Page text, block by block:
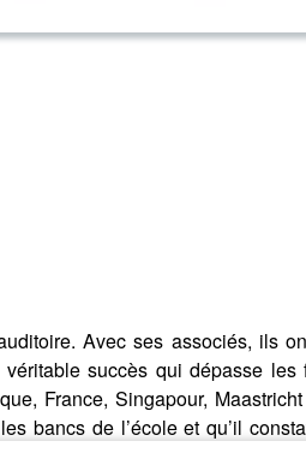
Avec ses associés, ils
succès qui dépasse les
France, Singapour,
bancs de l’école et qu’il